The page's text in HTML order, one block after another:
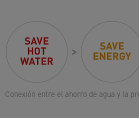
Conexión entre el ahorro de agua y la